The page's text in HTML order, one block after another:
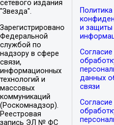
сетевого издания
"Звезда".
Зарегистрировано
Федеральной
службой по
надзору в сфере
связи,
информационных
технологий и
массовых
коммуникаций
(Роскомнадзор).
Реестровая
запись ЭЛ № ФС
Политика
и защиты
Согласие
данных
связи
Согласие